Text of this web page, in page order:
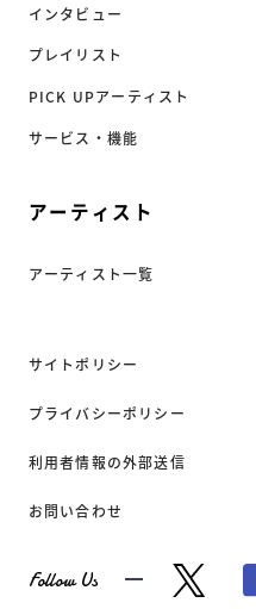
インタビュー
プレイリスト
PICK UPアーティスト
サービス・機能
アーティスト
アーティスト一覧
サイトポリシー
プライバシーポリシー
利用者情報の外部送信
お問い合わせ
Follow Us